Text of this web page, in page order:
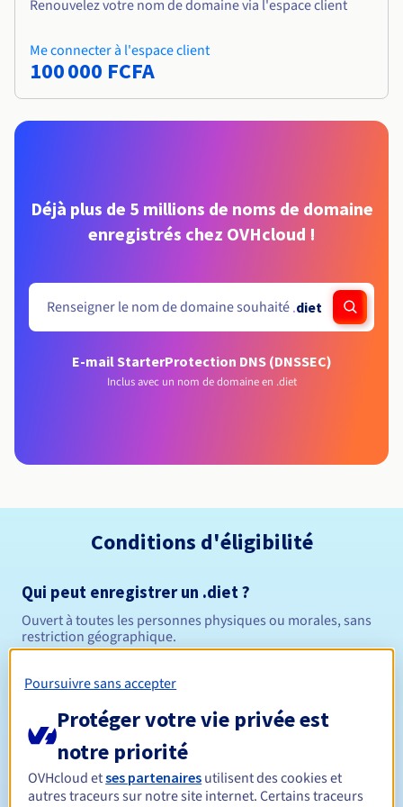
Renouvelez votre nom de domaine via l'espace client
Me connecter à l'espace client
100 000 FCFA
Déjà plus de 5 millions de noms de domaine
enregistrés chez OVHcloud !
.diet
E-mail StarterProtection DNS (DNSSEC)
Inclus avec un nom de domaine en .diet
Conditions d'éligibilité
Qui peut enregistrer un .diet ?
Ouvert à toutes les personnes physiques ou morales, sans
restriction géographique.
Règles de gestion et notifications
Durée de réservation Entre 1 et 10 ans
Durée de renouvellement Entre 1 et 10 ans
Poursuivre sans accepter
Protéger votre vie privée est
notre priorité
OVHcloud etses partenaires utilisent des cookies et
autres traceurs sur notre site internet. Certains traceurs